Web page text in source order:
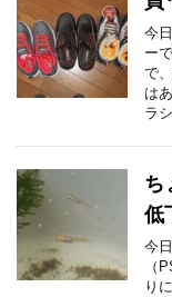
今
ー
で
は
ラ
ち
低
今
（
り